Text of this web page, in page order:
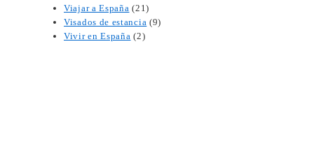
Viajar a España (21)
Visados de estancia (9)
Vivir en España (2)